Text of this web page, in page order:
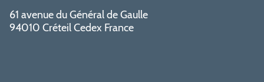
61 avenue du Général de Gaulle
94010 Créteil Cedex France